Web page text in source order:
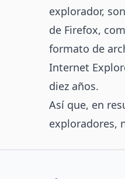
explorador,
de Firefox,
formato de
Internet
diez años.
Así que, en
exploradores,